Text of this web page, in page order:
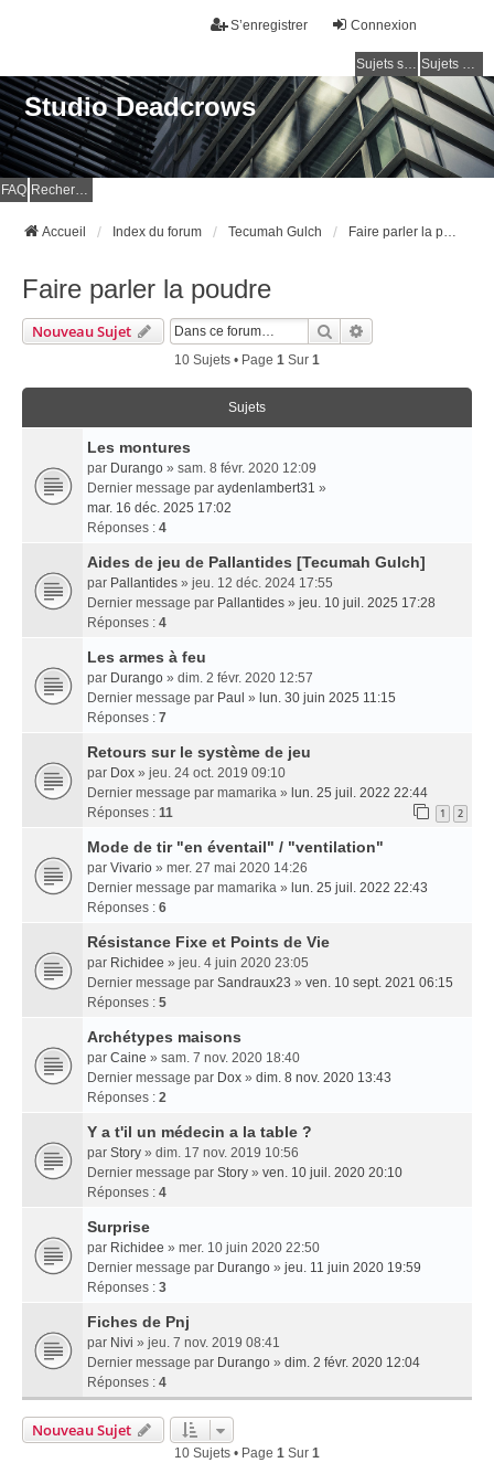
Connexion
S’enregistrer
Sujets sans réponse Sujets actifs
Studio Deadcrows
FAQ Rechercher
Accueil Index du forum Tecumah Gulch Faire parler la poudre
Faire parler la poudre
Nouveau Sujet Rechercher
10 Sujets • Page 1 Sur 1
Sujets
Les montures
par Durango » sam. 8 févr. 2020 12:09
Dernier message par aydenlambert31 »
mar. 16 déc. 2025 17:02
Réponses : 4
Aides de jeu de Pallantides [Tecumah Gulch]
par Pallantides » jeu. 12 déc. 2024 17:55
Dernier message par Pallantides » jeu. 10 juil. 2025 17:28
Réponses : 4
Les armes à feu
par Durango » dim. 2 févr. 2020 12:57
Dernier message par Paul » lun. 30 juin 2025 11:15
Réponses : 7
Retours sur le système de jeu
par Dox » jeu. 24 oct. 2019 09:10
Dernier message par mamarika » lun. 25 juil. 2022 22:44
Réponses : 11 1 2
Mode de tir "en éventail" / "ventilation"
par Vivario » mer. 27 mai 2020 14:26
Dernier message par mamarika » lun. 25 juil. 2022 22:43
Réponses : 6
Résistance Fixe et Points de Vie
par Richidee » jeu. 4 juin 2020 23:05
Dernier message par Sandraux23 » ven. 10 sept. 2021 06:15
Réponses : 5
Archétypes maisons
par Caine » sam. 7 nov. 2020 18:40
Dernier message par Dox » dim. 8 nov. 2020 13:43
Réponses : 2
Y a t'il un médecin a la table ?
par Story » dim. 17 nov. 2019 10:56
Dernier message par Story » ven. 10 juil. 2020 20:10
Réponses : 4
Surprise
par Richidee » mer. 10 juin 2020 22:50
Dernier message par Durango » jeu. 11 juin 2020 19:59
Réponses : 3
Fiches de Pnj
par Nivi » jeu. 7 nov. 2019 08:41
Dernier message par Durango » dim. 2 févr. 2020 12:04
Réponses : 4
Nouveau Sujet
10 Sujets • Page 1 Sur 1